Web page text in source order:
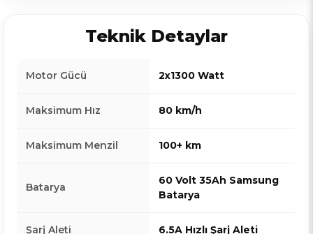
Teknik Detaylar
Motor Gücü 2x1300 Watt
Maksimum Hız 80 km/h
Maksimum Menzil 100+ km
Batarya
60 Volt 35Ah Samsung
Batarya
Şarj Aleti 6.5A Hızlı Şarj Aleti